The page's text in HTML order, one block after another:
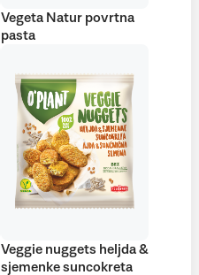
Vegeta Natur povrtna
pasta
Veggie nuggets heljda &
sjemenke suncokreta